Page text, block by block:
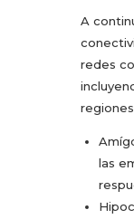
A
redes
las